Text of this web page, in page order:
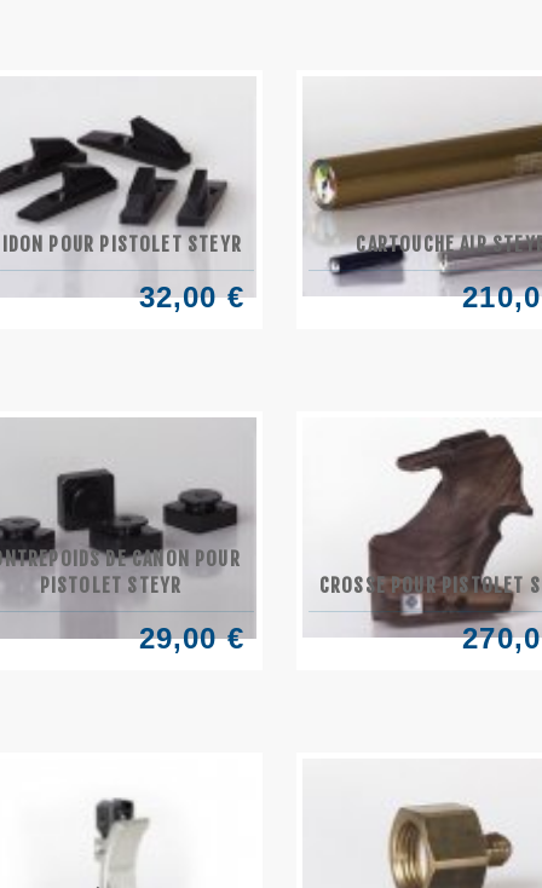
POUR PISTOLET STEYR
32,00 €
CARTOUCHE AIR
DE CANON POUR
PISTOLET STEYR
29,00 €
CROSSE POUR PISTOLET